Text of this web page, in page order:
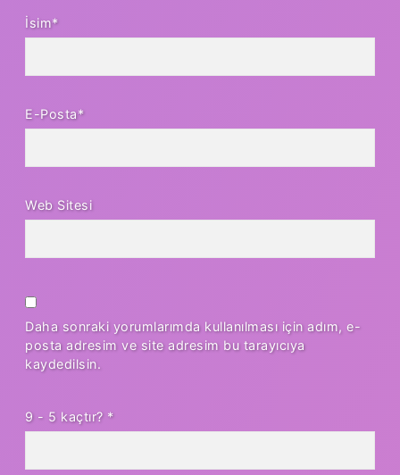
İsim*
E-Posta*
Web Sitesi
Daha sonraki yorumlarımda kullanılması için adım, e-
posta adresim ve site adresim bu tarayıcıya
kaydedilsin.
9 - 5 kaçtır? *